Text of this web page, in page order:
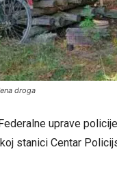
droga
uprave
stanici Centar